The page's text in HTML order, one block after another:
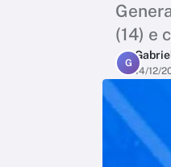
(14) e
G
14/12/